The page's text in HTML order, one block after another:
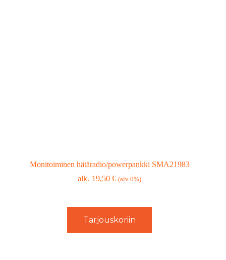
Monitoiminen hätäradio/powerpankki SMA21983
19,50€ (alv 0%)
Tarjouskoriin